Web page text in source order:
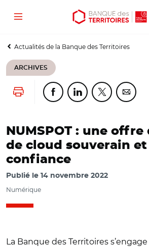
Aller
contenu
Aller
menu
Ouvrir
outils
Menu
Actualités de la Banque des Territoires
ARCHIVES
Lancer l'impressionPartager cette page sur
Partager cette
Partager
NUMSPOT : une offre
de cloud souverain et
confiance
Publié le 14 novembre 2022
Numérique
La Banque des Territoires